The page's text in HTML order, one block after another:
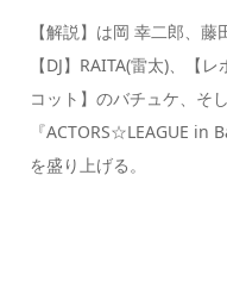
【解説】は岡 幸二郎、藤
【DJ】RAITA(雷太)、【
コット】のバチュケ、そ
『ACTORS☆LEAGUE in
を盛り上げる。